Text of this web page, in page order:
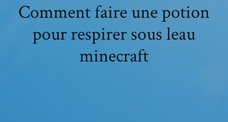
Comment faire une potion
pour respirer sous leau
minecraft